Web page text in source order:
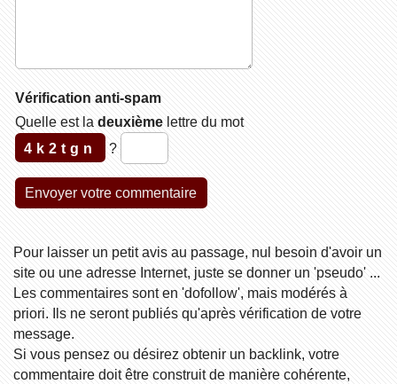
Vérification anti-spam
Quelle est la deuxièmelettre du mot
4k2tgn
?
Pour laisser un petit avis au passage, nul besoin d'avoir un
site ou une adresse Internet, juste se donner un 'pseudo' ...
Les commentaires sont en 'dofollow', mais modérés à
priori. Ils ne seront publiés qu'après vérification de votre
message.
Si vous pensez ou désirez obtenir un backlink, votre
commentaire doit être construit de manière cohérente,